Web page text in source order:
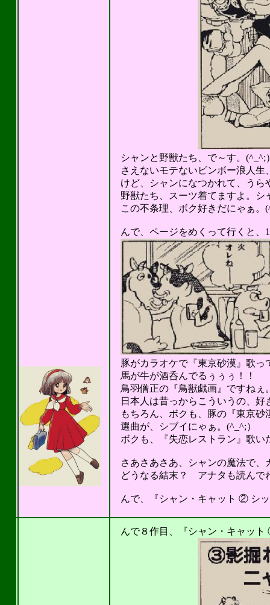
シャンと野獣たち、で～す。(^_^;
さえないモテないビンボー浪人生
けど、シャンになつかれて、うら
野獣たち、スーツ着てますよ。シ
この不条理、ボク好きだにゃぁ。
んで、ページをめくって行くと、
豚がカラオケで『東京砂漠』歌っ
馬が牛が酒呑んでるぅぅぅ！！
鳥羽僧正の『鳥獣戯画』ですねぇ
日本人は昔っからこういうの、好
もちろん、ボクも、豚の『東京砂
選曲が、シブイにゃぁ。(^_^;）
ボクも、『失恋レストラン』歌い
さあさあさあ、シャンの魔法で、
どうなる結末？ アナタも読んで
んで、『シャン・キャット ② シッ
んで８作目、『シャン・キャッ